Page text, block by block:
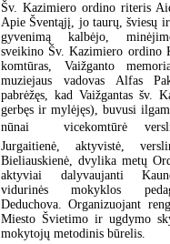
Šv. Kazimiero ordino riteris
Apie Šventąjį, jo taurų, šviesų ir
gyvenimą kalbėjo,
sveikino Šv. Kazimiero ordino
komtūras, Vaižganto
muziejaus vadovas Alfas
pabrėžęs, kad Vaižgantas šv.
gerbęs ir mylėjęs), buvusi
nūnai  vicekomtūrė
Jurgaitienė, aktyvistė,
Bieliauskienė, dvylika metų
aktyviai dalyvaujanti
vidurinės mokyklos
Deduchova. Organizuojant
Miesto Švietimo ir ugdymo
mokytojų metodinis būrelis.